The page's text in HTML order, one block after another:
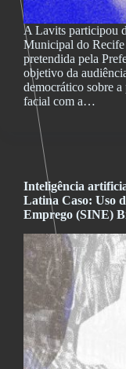
A Lavits participou
Municipal do
pretendida pela
objetivo da
democrático sobre
facial com a…
Inteligência
Latina Caso: Uso
Emprego (SINE)